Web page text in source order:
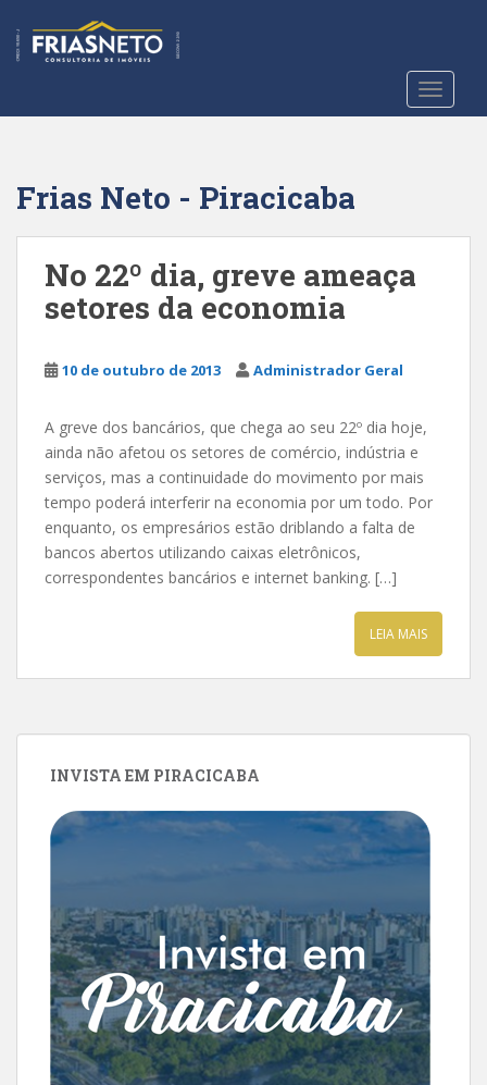
t
Frias Neto - Piracicaba
No 22º dia, greve ameaça
setores da economia
10 de outubro de 2013 Administrador Geral
A greve dos bancários, que chega ao seu 22º dia hoje,
ainda não afetou os setores de comércio, indústria e
serviços, mas a continuidade do movimento por mais
tempo poderá interferir na economia por um todo. Por
enquanto, os empresários estão driblando a falta de
bancos abertos utilizando caixas eletrônicos,
correspondentes bancários e internet banking. […]
LEIA MAIS
INVISTA EM PIRACICABA